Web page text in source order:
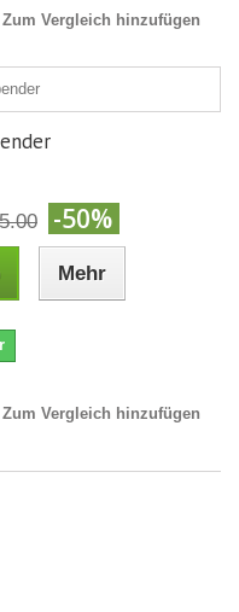
Zum Vergleich hinzufügen
-50%
Mehr
Zum Vergleich hinzufügen